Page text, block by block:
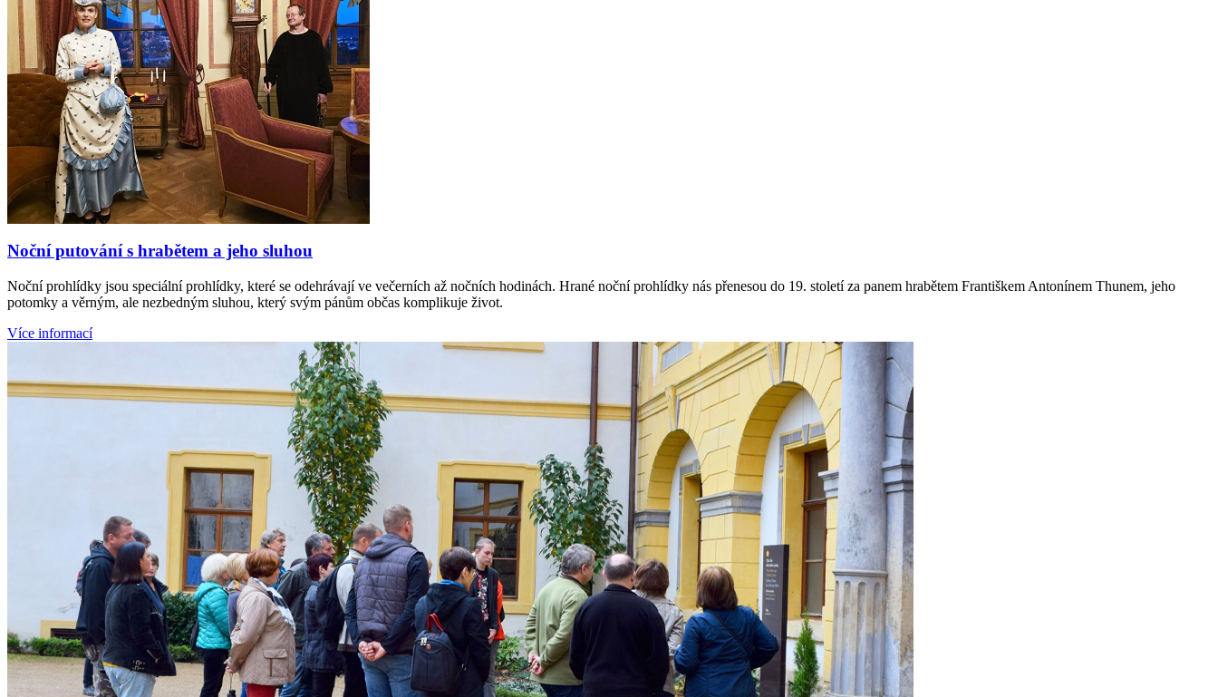
Noční putování s hrabětem a jeho sluhou
Noční prohlídky jsou speciální prohlídky, které se odehrávají ve večerních až nočních hodinách. Hrané noční prohlídky nás přenesou do 19. století za panem hrabětem Františkem Antonínem Thunem, jeho
potomky a věrným, ale nezbedným sluhou, který svým pánům občas komplikuje život.
Více informací